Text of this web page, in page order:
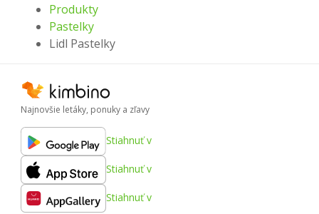
Produkty
Pastelky
Lidl Pastelky
Najnovšie letáky, ponuky a zľavy
Stiahnuť v
Stiahnuť v
Stiahnuť v